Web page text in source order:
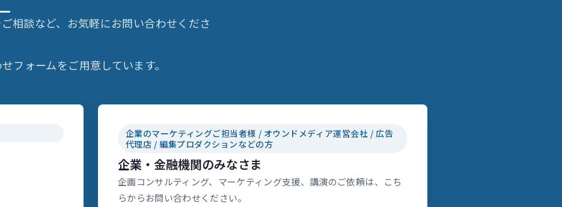
相談など、お気軽にお問い合わせくださ
フォームをご用意しています。
企業のマーケティングご担当者様 / オウンドメディア運営会社 / 広告
代理店 / 編集プロダクションなどの方
企業・金融機関のみなさま
企画コンサルティング、マーケティング支援、講演のご依頼は、こち
らからお問い合わせください。